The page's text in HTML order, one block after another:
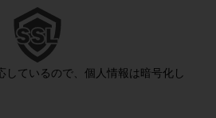
しているので、個人情報は暗号化し